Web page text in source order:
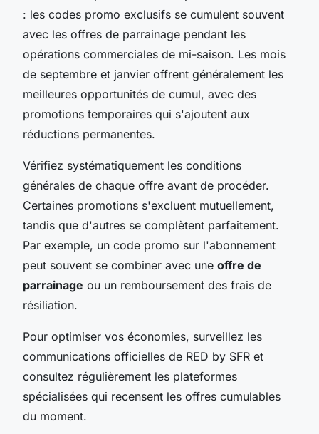
: les codes promo exclusifs se cumulent souvent
avec les offres de parrainage pendant les
opérations commerciales de mi-saison. Les mois
de septembre et janvier offrent généralement les
meilleures opportunités de cumul, avec des
promotions temporaires qui s'ajoutent aux
réductions permanentes.
Vérifiez systématiquement les conditions
générales de chaque offre avant de procéder.
Certaines promotions s'excluent mutuellement,
tandis que d'autres se complètent parfaitement.
Par exemple, un code promo sur l'abonnement
peut souvent se combiner avec une offre de
parrainage ou un remboursement des frais de
résiliation.
Pour optimiser vos économies, surveillez les
communications officielles de RED by SFR et
consultez régulièrement les plateformes
spécialisées qui recensent les offres cumulables
du moment.